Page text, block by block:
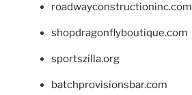
roadwayconstructioninc.com
shopdragonflyboutique.com
sportszilla.org
batchprovisionsbar.com